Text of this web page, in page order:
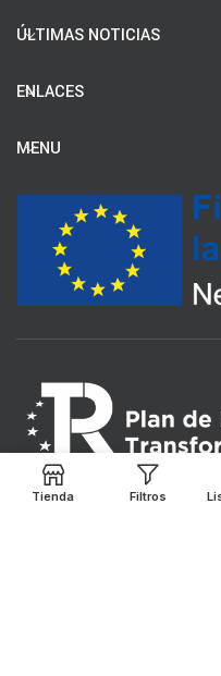
ÚLTIMAS NOTICIAS
ENLACES
MENU
Tienda Filtros